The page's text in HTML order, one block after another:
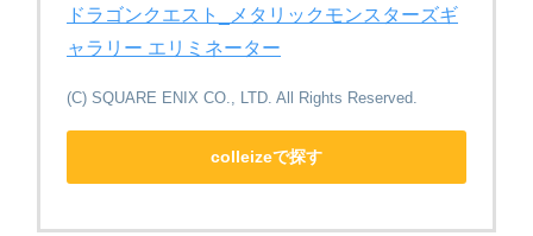
ドラゴンクエスト_メタリックモンスターズギ
ャラリー エリミネーター
(C) SQUARE ENIX CO., LTD. All Rights Reserved.
colleizeで探す